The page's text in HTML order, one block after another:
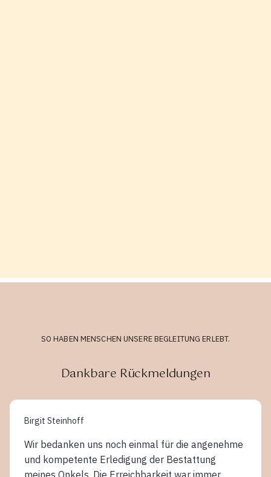
SO HABEN MENSCHEN UNSERE BEGLEITUNG ERLEBT.
Dankbare Rückmeldungen
Birgit Steinhoff
Wir bedanken uns noch einmal für die angenehme
und kompetente Erledigung der Bestattung